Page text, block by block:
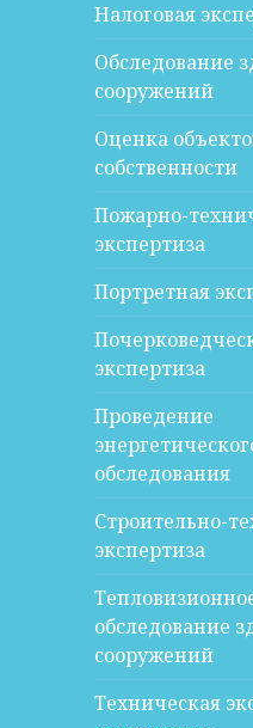
Налоговая
Обследование
сооружений
Оценка
собственности
Пожарно-
экспертиза
Портретная
экспертиза
Проведение
обследования
Строительно-
экспертиза
обследование
сооружений
Техническая